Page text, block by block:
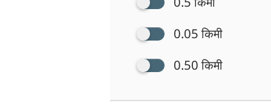
0.05 किमी
0.50 किमी